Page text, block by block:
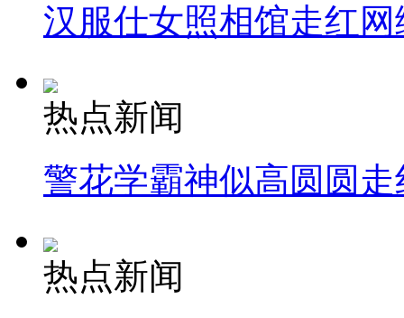
汉服仕女照相馆走红网
热点新闻
警花学霸神似高圆圆走
热点新闻